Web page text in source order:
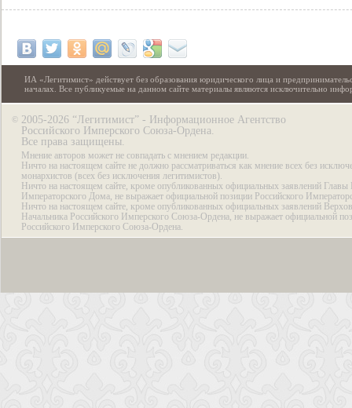
ИА «Легитимист» действует без образования юридического лица и
началах. Все публикуемые на данном сайте материалы являются исключительно
© 2005-2026 “Легитимист” - Информационное Агентство
Российского Имперского Союза-Ордена.
Все права защищены.
Мнение авторов может не совпадать с мнением редакции.
Ничто на настоящем сайте не должно рассматриваться как мнение всех без
монархистов (всех без исключения легитимистов).
Ничто на настоящем сайте, кроме опубликованных официальных заявлений Главы
Императорского Дома, не выражает официальной позиции Российского
Ничто на настоящем сайте, кроме опубликованных официальных заявлений
Начальника Российского Имперского Союза-Ордена, не выражает официальной
Российского Имперского Союза-Ордена.